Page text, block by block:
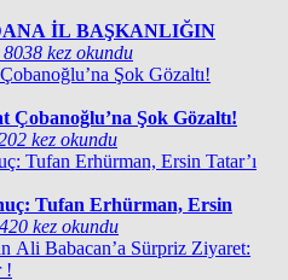
İL BAŞKANLIĞIN
8038 kez okundu
Şok Gözaltı!
kez okundu
Tufan Erhürman, Ersin
kez okundu